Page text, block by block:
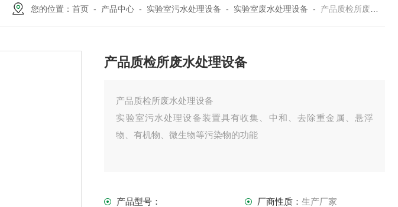
您的位置：首页 - 产品中心 - 实验室污水处理设备 - 实验室废水处理设备 - 产品质检所废水处理设备
产品质检所废水处理设备
产品质检所废水处理设备
实验室污水处理设备装置具有收集、中和、去除重金属、悬浮
物、有机物、微生物等污染物的功能
产品型号： 厂商性质： 生产厂家